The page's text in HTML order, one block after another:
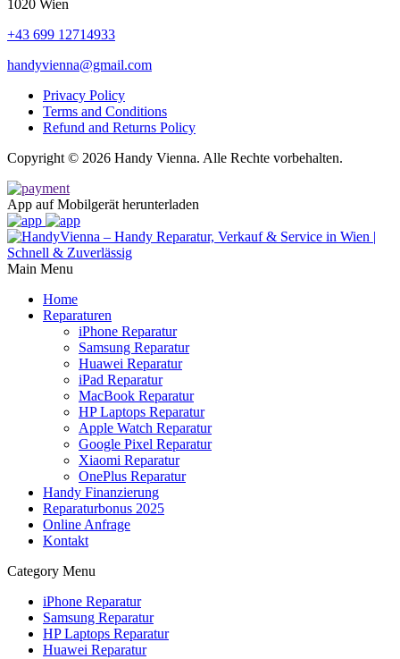
1020 Wien
+43 699 12714933
handyvienna@gmail.com
Privacy Policy
Terms and Conditions
Refund and Returns Policy
Copyright © 2026 Handy Vienna. Alle Rechte vorbehalten.
App auf Mobilgerät herunterladen
Main Menu
Home
Reparaturen
iPhone Reparatur
Samsung Reparatur
Huawei Reparatur
iPad Reparatur
MacBook Reparatur
HP Laptops Reparatur
Apple Watch Reparatur
Google Pixel Reparatur
Xiaomi Reparatur
OnePlus Reparatur
Handy Finanzierung
Reparaturbonus 2025
Online Anfrage
Kontakt
Category Menu
iPhone Reparatur
Samsung Reparatur
HP Laptops Reparatur
Huawei Reparatur